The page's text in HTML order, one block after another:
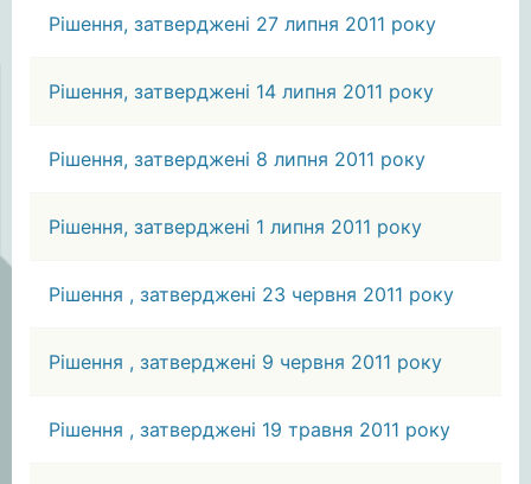
Рішення, затверджені 27 липня 2011 року
Рішення, затверджені 14 липня 2011 року
Рішення, затверджені 8 липня 2011 року
Рішення, затверджені 1 липня 2011 року
Рішення , затверджені 23 червня 2011 року
Рішення , затверджені 9 червня 2011 року
Рішення , затверджені 19 травня 2011 року